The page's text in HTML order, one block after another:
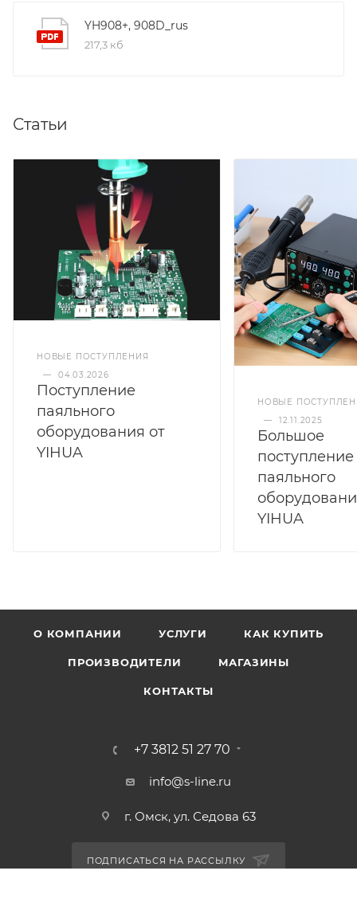
YH908+, 908D_rus
217,3 кб
Статьи
НОВЫЕ ПОСТУПЛЕНИЯ
—
04.03.2026
Поступление
паяльного
оборудования от
YIHUA
НОВЫЕ
—
12.11.2025
Большое
поступление
паяльного
YIHUA
О КОМПАНИИ УСЛУГИ КАК КУПИТЬ
ПРОИЗВОДИТЕЛИ МАГАЗИНЫ
КОНТАКТЫ
+7 3812 51 27 70
info@s-line.ru
г. Омск, ул. Седова 63
ПОДПИСАТЬСЯ НА РАССЫЛКУ